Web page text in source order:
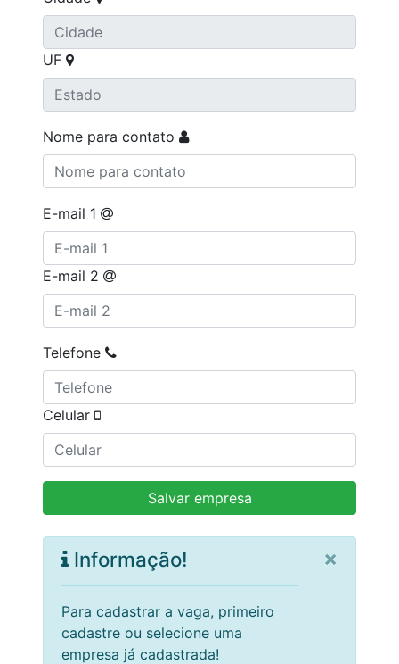
UF
Nome para contato
E-mail 1
E-mail 2
Telefone
Celular
×
Informação!
Para cadastrar a vaga, primeiro
cadastre ou selecione uma
empresa já cadastrada!